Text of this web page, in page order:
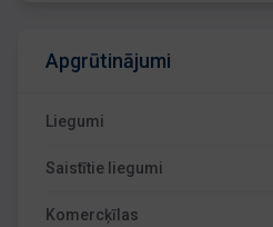
Apgrūtinājumi
Liegumi
Saistītie liegumi
Komercķīlas